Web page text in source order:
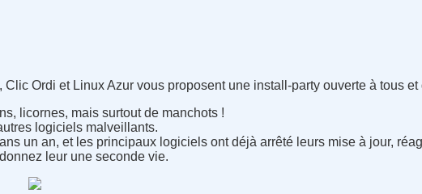
Ordi et Linux Azur vous proposent une install-party ouverte à tous et
licornes, mais surtout de manchots !
logiciels malveillants.
un an, et les principaux logiciels ont déjà arrêté leurs mise à jour,
leur une seconde vie.